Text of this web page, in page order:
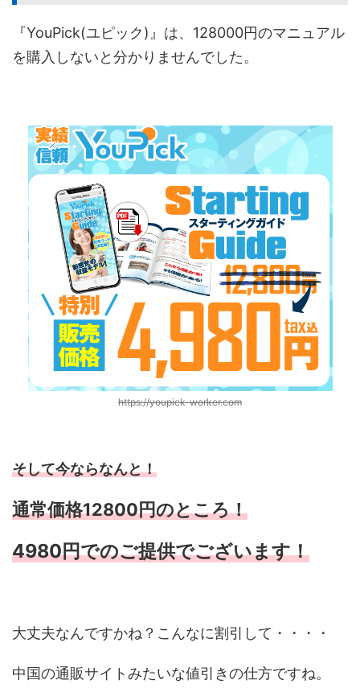
『YouPick(ユピック)』は、128000円のマニュアル
を購入しないと分かりませんでした。
https://youpick-worker.com
そして今ならなんと！
通常価格12800円のところ！
4980円でのご提供でございます！
大丈夫なんですかね？こんなに割引して・・・・
中国の通販サイトみたいな値引きの仕方ですね。